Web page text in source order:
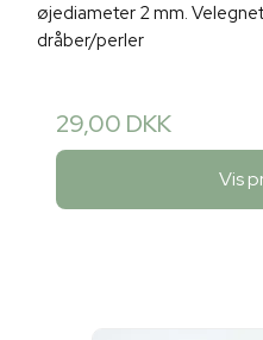
øjediameter 2 mm.
dråber/perler
29,00 DKK
Vis